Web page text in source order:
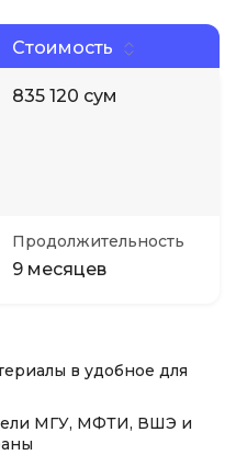
Стоимость
835 120 сум
Продолжительность
9 месяцев
в удобное для
МГУ, МФТИ, ВШЭ и